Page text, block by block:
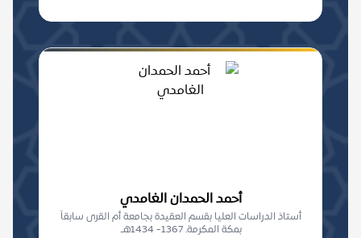
أحمد الحمدان الغامدي
أستاذ الدراسات العليا بقسم العقيدة بجامعة أم القرى سابقاً
بمكة المكرمة. 1367- 1434هـ.